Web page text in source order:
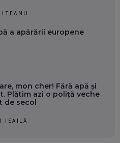
a apărării europene
mon cher! Fără apă și
Plătim azi o poliță veche
de secol
ISAILĂ